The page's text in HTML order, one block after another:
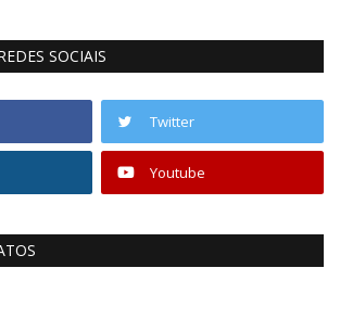
SOCIAIS
Twitter
Youtube